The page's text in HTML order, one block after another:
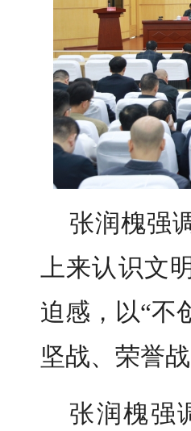
张润槐强
上来认识文
迫感，以“不
坚战、荣誉战
张润槐强